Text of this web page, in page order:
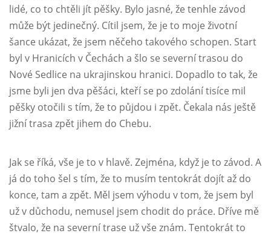
lidé, co to chtěli jít pěšky. Bylo jasné, že tenhle závod
může být jedinečný. Cítil jsem, že je to moje životní
šance ukázat, že jsem něčeho takového schopen. Start
byl v Hranicích v Čechách a šlo se severní trasou do
Nové Sedlice na ukrajinskou hranici. Dopadlo to tak, že
jsme byli jen dva pěšáci, kteří se po zdolání tisíce mil
pěšky otočili s tím, že to půjdou i zpět. Čekala nás ještě
jižní trasa zpět jihem do Chebu.
Jak se říká, vše je to v hlavě. Zejména, když je to závod. A
já do toho šel s tím, že to musím tentokrát dojít až do
konce, tam a zpět. Měl jsem výhodu v tom, že jsem byl
už v důchodu, nemusel jsem chodit do práce. Dříve mě
štvalo, že na severní trase už vše znám. Tentokrát to